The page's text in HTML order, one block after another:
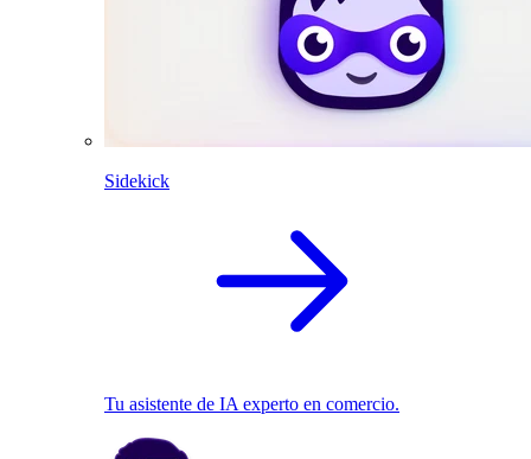
Sidekick
Tu asistente de IA experto en comercio.